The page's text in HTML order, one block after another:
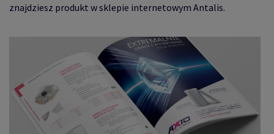
znajdziesz produkt w sklepie internetowym Antalis.